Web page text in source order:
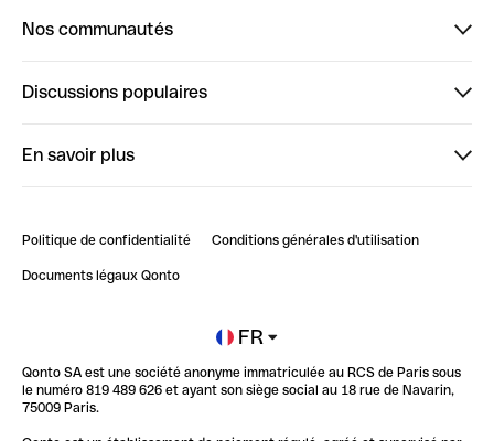
Nos communautés
ClubQonto
Discussions populaires
Impact de l'IA sur les carrières/productivité
En savoir plus
Blog
Newsroom
Glossaire finance
Politique de confidentialité Conditions générales d'utilisation
Documents légaux Qonto
FR
Qonto SA est une société anonyme immatriculée au RCS de Paris sous
le numéro 819 489 626 et ayant son siège social au 18 rue de Navarin,
75009 Paris.